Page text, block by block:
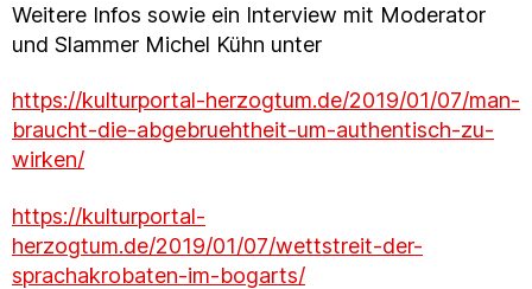
Weitere Infos sowie ein Interview mit Moderator
und Slammer Michel Kühn unter
https://kulturportal-herzogtum.de/2019/01/07/man-
braucht-die-abgebruehtheit-um-authentisch-zu-
wirken/
https://kulturportal-
herzogtum.de/2019/01/07/wettstreit-der-
sprachakrobaten-im-bogarts/